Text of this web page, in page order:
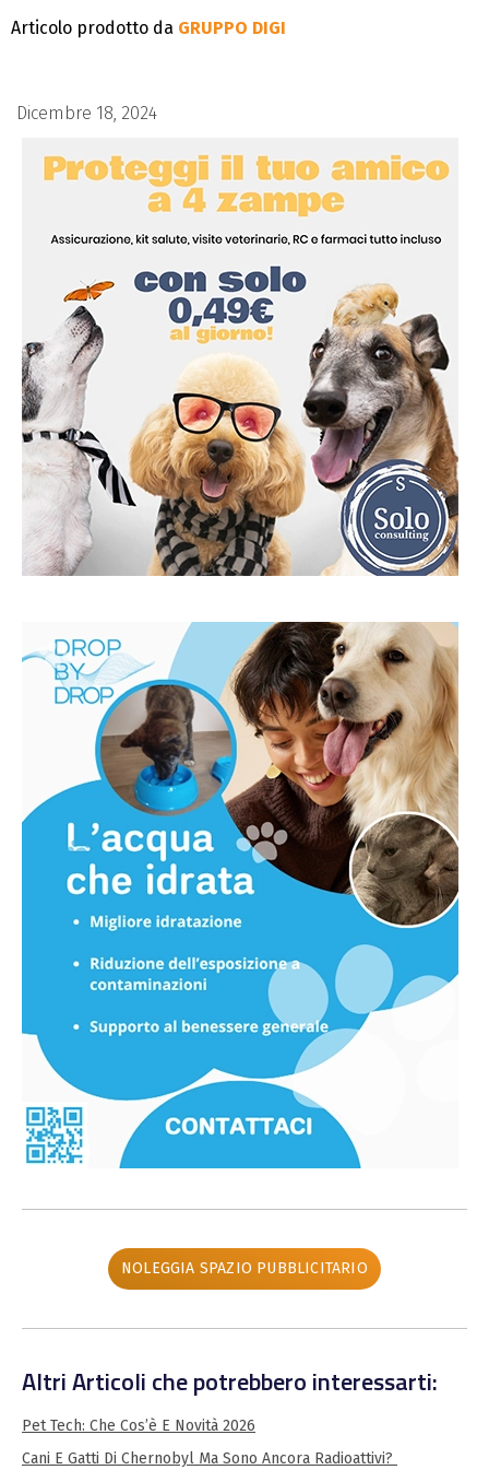
Articolo prodotto da GRUPPO DIGI
Dicembre 18, 2024
NOLEGGIA SPAZIO PUBBLICITARIO
Altri Articoli che potrebbero interessarti:
Pet Tech: Che Cos’è E Novità 2026
Cani E Gatti Di Chernobyl Ma Sono Ancora Radioattivi?